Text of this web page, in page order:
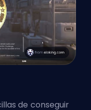
de conseguir